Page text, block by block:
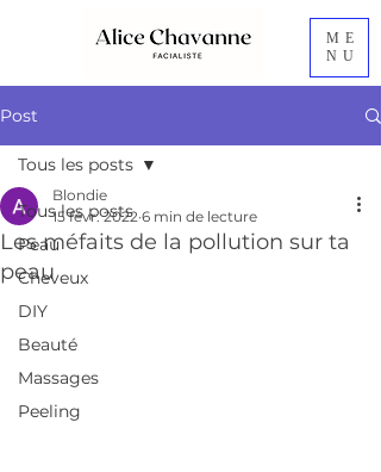
ME
NU
Post
Tous les posts
Peau
Cheveux
DIY
Beauté
Massages
Peeling
Tous les posts
Les méfaits de la pollution sur ta
peau
Blondie
15 févr. 2022 6 min de lecture